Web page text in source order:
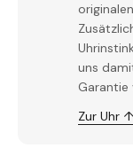
uns
Garantie
Zur Uhr ↑